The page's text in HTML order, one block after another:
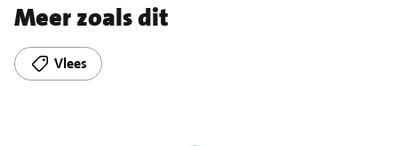
Meer zoals dit
Vlees